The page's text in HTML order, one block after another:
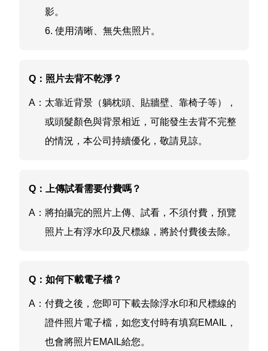
影。
6. 使用清晰、無失焦照片。
Q： 照片去背不乾淨？
A： 太靠近背景（躺枕頭、貼牆壁、靠椅子等），
或頭髮顏色與背景相近，可能發生去背不完整
的情況，本公司持續優化，敬請見諒。
Q： 上傳試看需要付費嗎？
A： 將拍攝完的照片上傳、試看，不須付費，預覽
照片上有浮水印及尺標線，將於付費後去除。
Q： 如何下載電子檔？
A： 付費之後，您即可下載去除浮水印和尺標線的
證件照片電子檔，如您支付時有填寫EMAIL，
也會將照片EMAIL給您。